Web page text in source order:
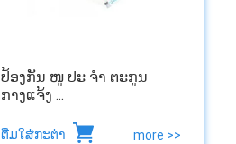
ປ້ອງກັນ ໜູ ປະ ຈຳ ຕະກູນ
ກາງແຈ້ງ ...
ຕື່ມໃສ່ກະຕ່າ more >>